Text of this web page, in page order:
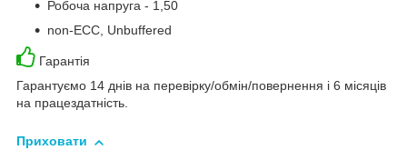
Робоча напруга - 1,50
non-ECC, Unbuffered
Гарантія
Гарантуємо 14 днів на перевірку/обмін/повернення і 6 місяців
на працездатність.
Приховати